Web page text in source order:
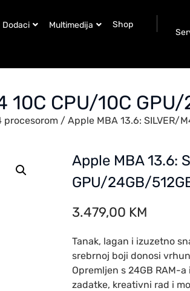
Dodaci Multimedija Shop
10C CPU/10C
procesorom/ Apple MBA 13.6: SILVER/
Apple MBA 13.6:
GPU/24GB/
3.479,00 KM
Tanak, lagan i izuzetno
srebrnoj boji donosi
Opremljen s 24GB RAM-
zadatke, kreativni rad i